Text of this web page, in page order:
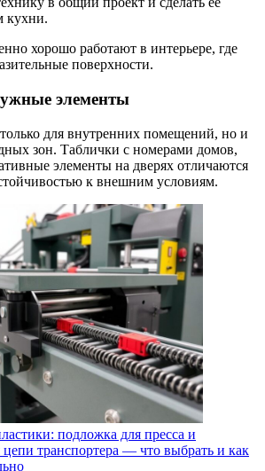
кухни.
хорошо работают в интерьере, где
поверхности.
элементы
для внутренних помещений, но и
зон. Таблички с номерами домов,
элементы на дверях отличаются
к внешним условиям.
подложка для пресса и
транспортера — что выбрать и как